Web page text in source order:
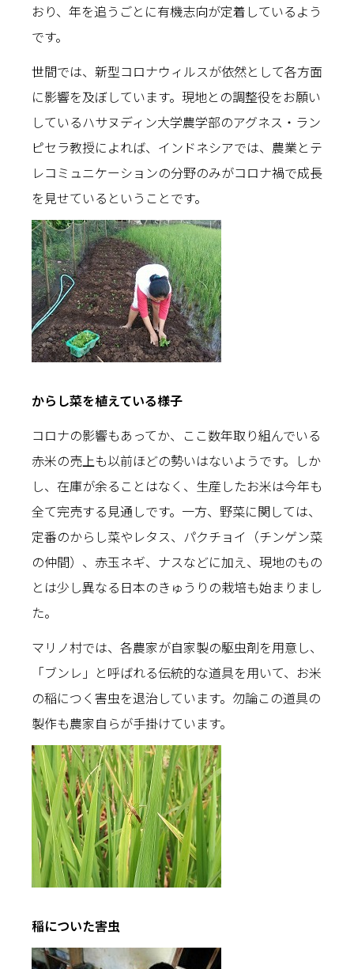
おり、年を追うごとに有機志向が定着しているよう
です。
世間では、新型コロナウィルスが依然として各方面
に影響を及ぼしています。現地との調整役をお願い
しているハサヌディン大学農学部のアグネス・ラン
ピセラ教授によれば、インドネシアでは、農業とテ
レコミュニケーションの分野のみがコロナ禍で成長
を見せているということです。
からし菜を植えている様子
コロナの影響もあってか、ここ数年取り組んでいる
赤米の売上も以前ほどの勢いはないようです。しか
し、在庫が余ることはなく、生産したお米は今年も
全て完売する見通しです。一方、野菜に関しては、
定番のからし菜やレタス、パクチョイ（チンゲン菜
の仲間）、赤玉ネギ、ナスなどに加え、現地のもの
とは少し異なる日本のきゅうりの栽培も始まりまし
た。
マリノ村では、各農家が自家製の駆虫剤を用意し、
「ブンレ」と呼ばれる伝統的な道具を用いて、お米
の稲につく害虫を退治しています。勿論この道具の
製作も農家自らが手掛けています。
稲についた害虫